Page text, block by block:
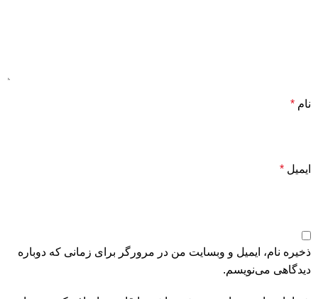
نام *
ایمیل *
ذخیره نام، ایمیل و وبسایت من در مرورگر برای زمانی که دوباره
دیدگاهی می‌نویسم.